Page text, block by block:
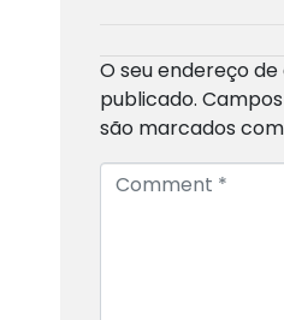
O seu endereço
publicado.
são marcados com
C